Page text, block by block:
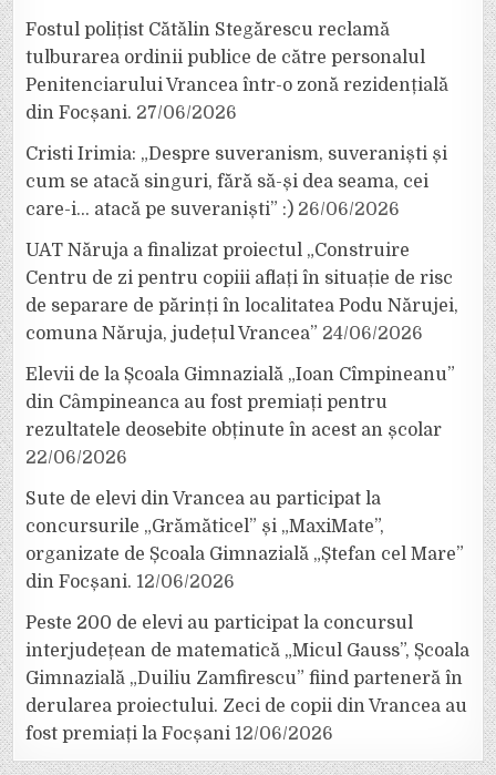
Fostul polițist Cătălin Stegărescu reclamă
tulburarea ordinii publice de către personalul
Penitenciarului Vrancea într-o zonă rezidențială
din Focșani. 27/06/2026
Cristi Irimia: „Despre suveranism, suveraniști și
cum se atacă singuri, fără să-și dea seama, cei
care-i… atacă pe suveraniști” :) 26/06/2026
UAT Năruja a finalizat proiectul „Construire
Centru de zi pentru copiii aflați în situație de risc
de separare de părinți în localitatea Podu Nărujei,
comuna Năruja, județul Vrancea” 24/06/2026
Elevii de la Școala Gimnazială „Ioan Cîmpineanu”
din Câmpineanca au fost premiați pentru
rezultatele deosebite obținute în acest an școlar
22/06/2026
Sute de elevi din Vrancea au participat la
concursurile „Grămăticel” și „MaxiMate”,
organizate de Școala Gimnazială „Ștefan cel Mare”
din Focșani. 12/06/2026
Peste 200 de elevi au participat la concursul
interjudețean de matematică „Micul Gauss”, Școala
Gimnazială „Duiliu Zamfirescu” fiind parteneră în
derularea proiectului. Zeci de copii din Vrancea au
fost premiați la Focșani 12/06/2026